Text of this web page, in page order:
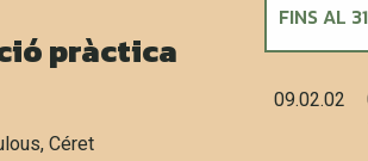
pràctica
Céret
DEL4
FINS AL
09.02.02